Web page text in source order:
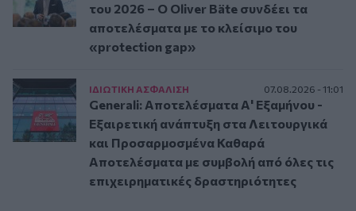
του 2026 – Ο Oliver Bäte συνδέει τα
αποτελέσματα με το κλείσιμο του
«protection gap»
ΙΔΙΩΤΙΚΗ ΑΣΦAΛΙΣΗ 07.08.2026 - 11:01
Generali: Αποτελέσματα Α' Εξαμήνου -
Εξαιρετική ανάπτυξη στα Λειτουργικά
και Προσαρμοσμένα Καθαρά
Αποτελέσματα με συμβολή από όλες τις
επιχειρηματικές δραστηριότητες